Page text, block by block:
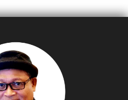
ฐานทางวิชาการ ในงาน